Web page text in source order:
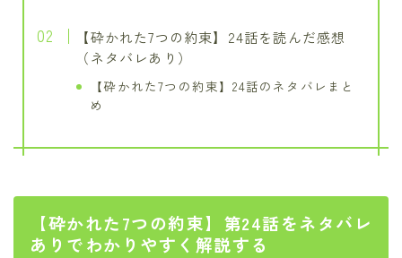
【砕かれた7つの約束】24話を読んだ感想
（ネタバレあり）
【砕かれた7つの約束】24話のネタバレまと
め
【砕かれた7つの約束】第24話をネタバレ
ありでわかりやすく解説する